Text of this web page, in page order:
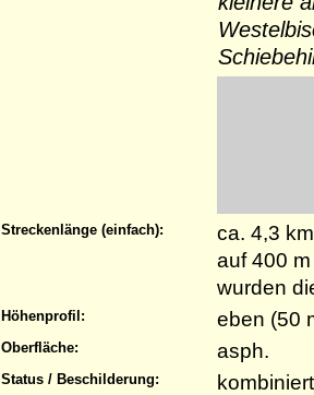
Streckenlänge (einfach):
ca. 4,3
auf 400
wurden
Höhenprofil: eben (50
Oberfläche: asph.
Status / Beschilderung: